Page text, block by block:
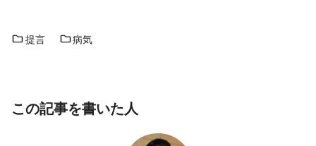
提言 病気
この記事を書いた人